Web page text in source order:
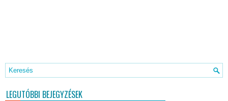
LEGUTÓBBI BEJEGYZÉSEK